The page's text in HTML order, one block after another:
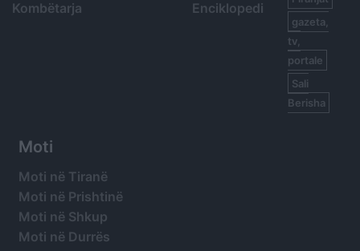
Kombëtarja
Enciklopedi
gazeta,
tv,
portale
Sali
Berisha
Moti
Moti në Tiranë
Moti në Prishtinë
Moti në Shkup
Moti në Durrës